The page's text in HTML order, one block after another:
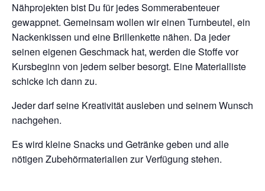
Nähprojekten bist Du für jedes Sommerabenteuer
gewappnet. Gemeinsam wollen wir einen Turnbeutel, ein
Nackenkissen und eine Brillenkette nähen. Da jeder
seinen eigenen Geschmack hat, werden die Stoffe vor
Kursbeginn von jedem selber besorgt. Eine Materialliste
schicke ich dann zu.
Jeder darf seine Kreativität ausleben und seinem Wunsch
nachgehen.
Es wird kleine Snacks und Getränke geben und alle
nötigen Zubehörmaterialien zur Verfügung stehen.